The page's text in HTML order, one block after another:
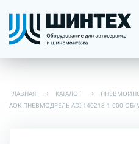
ГЛАВНАЯ КАТАЛОГ
AOK ПНЕВМОДРЕЛЬ ADI-140218 1 000